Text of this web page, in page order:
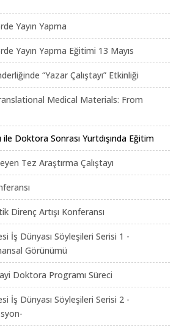
Yayın Yapma
Yayın Yapma Eğitimi 13 Mayıs
“Yazar Çalıştayı” Etkinliği
Medical Materials: From
Doktora Sonrası Yurtdışında Eğitim
Tez Araştırma Çalıştayı
Direnç Artışı Konferansı
İş Dünyası Söyleşileri Serisi 1 -
Görünümü
Doktora Programı Süreci
İş Dünyası Söyleşileri Serisi 2 -